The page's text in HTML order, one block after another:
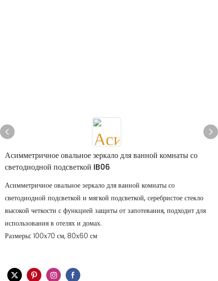
Асимметричное овальное зеркало для ванной комнаты со
светодиодной подсветкой IB06
Асимметричное овальное зеркало для ванной комнаты со
светодиодной подсветкой и мягкой подсветкой, серебристое стекло
высокой четкости с функцией защиты от запотевания, подходит для
использования в отелях и домах.
Размеры: 100х70 см, 80х60 см